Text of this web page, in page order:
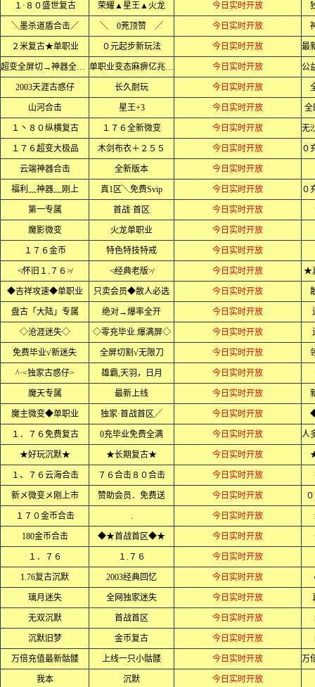
１·８０盛世复古 荣耀▲星王▲火龙 今日实时开放
╲墨杀道盾合击╱ ╲ 0茺顶赞 ╱ 今日实时开放
２米复古★单职业 ０元起步新玩法 今日实时开放
超变全屏切→神器全屏乱炸 单职业变态麻痹亿兆爆率 今日实时开放
2003天涯古惑仔 长久耐玩 今日实时开放
山河合击 星王+3 今日实时开放 全
１丶８０纵横复古 １７６全新微变 今日实时开放
１７６超变大极品 木剑布衣＋２５５ 今日实时开放
云端神器合击 全新版本 今日实时开放
福利﹏神器﹏刚上 真1区╲免费Svip 今日实时开放
第一专属 首战·首区 今日实时开放
魔影微变 火龙单职业 今日实时开放
１７６金币 特色特技特戒 今日实时开放
≮怀旧１.７６≯ ≮经典老版≯ 今日实时开放 ★
◆吉祥攻速◆单职业 只卖会员◆散人必选 今日实时开放
盘古「大陆」专属 绝对→爆率全开 今日实时开放
◇沧涯迷失◇ ◇零充毕业.爆满屏◇ 今日实时开放
免费毕业√新迷失 全屏切割√无限刀 今日实时开放
^·<独家古惑仔> 雄霸,天羽，日月 今日实时开放
魔天专属 最新上线 今日实时开放
魔主微变◆单职业 独家·首战首区╱ 今日实时开放
１．７６免费复古 0充毕业免费全满 今日实时开放
★好玩沉默★ ★长期复古★ 今日实时开放
１、７６云海合击 ７６合击８０合击 今日实时开放
新メ微变メ刚上市 赞助会员．免费送 今日实时开放
１７０金币合击 . 今日实时开放
180金币合击 ◆★首战首区◆★ 今日实时开放
１．７６ １.７６ 今日实时开放
1.76复古沉默 2003经典回忆 今日实时开放
璃月迷失 全网独家迷失 今日实时开放
无双沉默 首战首区 今日实时开放
沉默旧梦 金币复古 今日实时开放
万倍充值最新骷髅 上线一只小骷髅 今日实时开放
我本 沉默 今日实时开放